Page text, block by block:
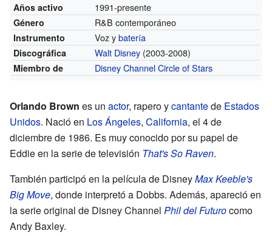
Años activo 1991-presente
Género R&B contemporáneo
Instrumento Voz ybatería
Discográfica Walt Disney (2003-2008)
Miembro de Disney Channel Circle of Stars
Orlando Brown es un actor, rapero ycantantede Estados
Unidos. Nació en Los Ángeles, California, el 4 de
diciembre de 1986. Es muy conocido por su papel de
Eddie en la serie de televisión That's So Raven.
También participó en la película de DisneyMax Keeble's
Big Move, donde interpretó a Dobbs. Además, apareció en
la serie original de Disney Channel Phil del Futurocomo
Andy Baxley.